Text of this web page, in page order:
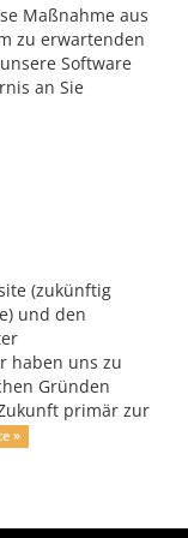
Maßnahme aus
zu erwartenden
Software
an Sie
(zukünftig
und den
haben uns zu
Gründen
primär zur
»